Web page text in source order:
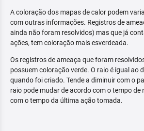
A coloração dos mapas de calor podem
com outras informações. Registros de
ainda não foram resolvidos) mas que já
ações, tem coloração mais esverdeada.
Os registros de ameaça que foram
possuem coloração verde. O raio é igual ao
quando foi criado. Tende a diminuir com o
raio pode mudar de acordo com o tempo de
com o tempo da última ação tomada.